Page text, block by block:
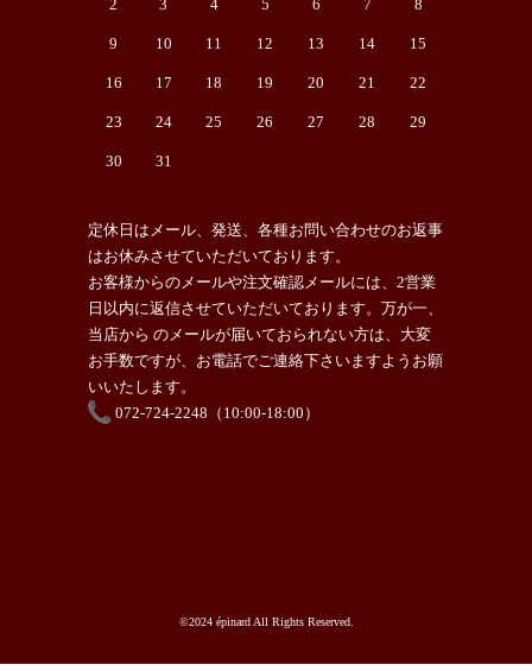
©2024 épinard All Rights Reserved.
2 3 4 5 6 7 8
9 10 11 12 13 14 15
16 17 18 19 20 21 22
23 24 25 26 27 28 29
30 31
定休日はメール、発送、各種お問い合わせのお返事
はお休みさせていただいております。
お客様からのメールや注文確認メールには、2営業
日以内に返信させていただいております。万が一、
当店から のメールが届いておられない方は、大変
お手数ですが、お電話でご連絡下さいますようお願
いいたします。
072-724-2248（10:00-18:00）